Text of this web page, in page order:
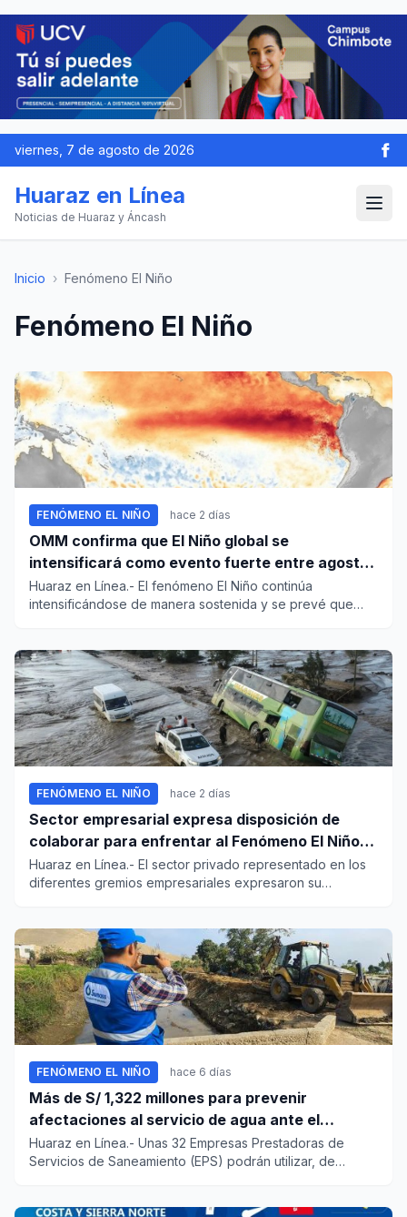
viernes, 7 de agosto de 2026
Huaraz en Línea
Noticias de Huaraz y Áncash
Inicio › Fenómeno El Niño
Fenómeno El Niño
FENÓMENO EL NIÑO hace 2 días
OMM confirma que El Niño global se
intensificará como evento fuerte entre agosto
y octubre
Huaraz en Línea.- El fenómeno El Niño continúa
intensificándose de manera sostenida y se prevé que
FENÓMENO EL NIÑO hace 2 días
Sector empresarial expresa disposición de
colaborar para enfrentar al Fenómeno El Niño,
ante llamado del Ejecutivo
Huaraz en Línea.- El sector privado representado en los
diferentes gremios empresariales expresaron su
FENÓMENO EL NIÑO hace 6 días
Más de S/ 1,322 millones para prevenir
afectaciones al servicio de agua ante el
fenómeno El Niño
Huaraz en Línea.- Unas 32 Empresas Prestadoras de
Servicios de Saneamiento (EPS) podrán utilizar, de